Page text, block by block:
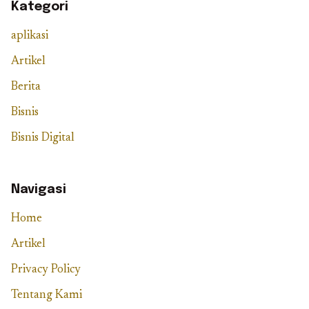
Kategori
aplikasi
Artikel
Berita
Bisnis
Bisnis Digital
Navigasi
Home
Artikel
Privacy Policy
Tentang Kami